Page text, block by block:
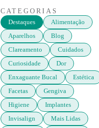
CATEGORIAS
Alimentação
Aparelhos
Blog
Clareamento
Cuidados
Curiosidade
Dor
Enxaguante Bucal
Estética
Facetas
Gengiva
Higiene
Implantes
Invisalign
Mais Lidas
Destaques